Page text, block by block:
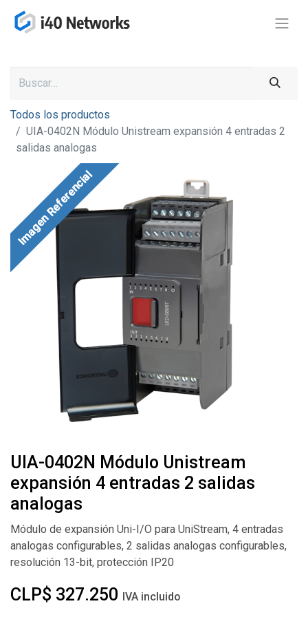
Todos los productos
UIA-0402N Módulo Unistream expansión 4 entradas 2
salidas analogas
Imagen Referencial
UIA-0402N Módulo Unistream
expansión 4 entradas 2 salidas
analogas
Módulo de expansión Uni-I/O para UniStream, 4 entradas
analogas configurables, 2 salidas analogas configurables,
resolución 13-bit, protección IP20
CLP$ 327.250 IVA incluido